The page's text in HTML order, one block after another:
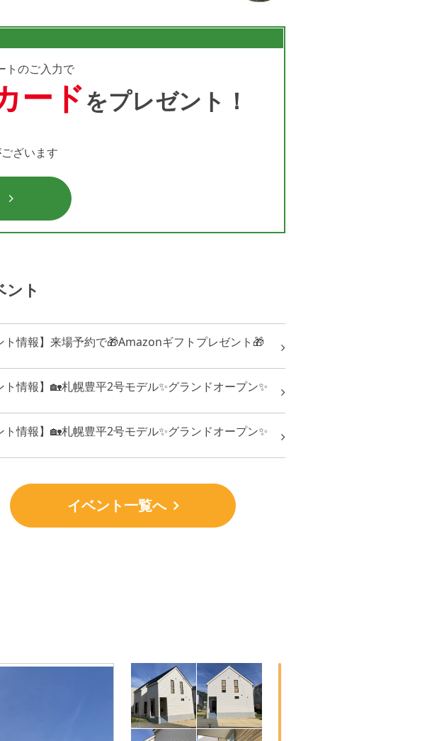
トのご入力で
ードをプレゼント！
ざいます
ント
ト情報】来場予約で🎁Amazonギフトプレゼント🎁
ト情報】🏡札幌豊平2号モデル✨グランドオープン✨
ト情報】🏡札幌豊平2号モデル✨グランドオープン✨
イベント一覧へ